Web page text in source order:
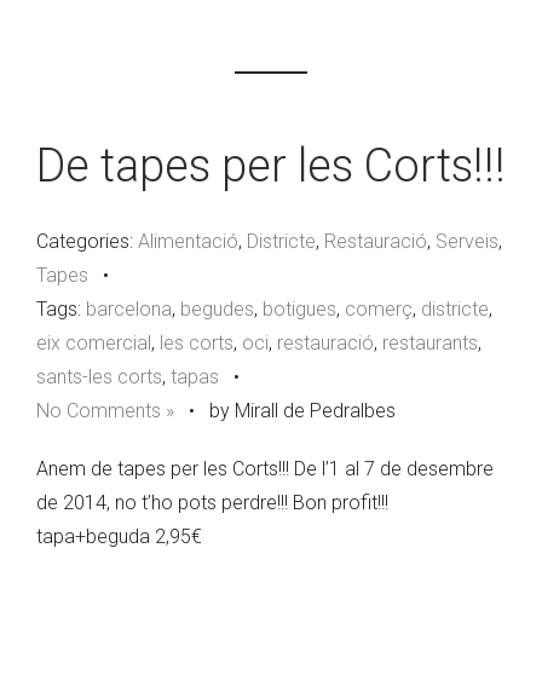
De tapes per les Corts!!!
Categories: Alimentació, Districte, Restauració, Serveis,
Tapes •
Tags: barcelona, begudes, botigues, comerç, districte,
eix comercial, les corts, oci, restauració, restaurants,
sants-les corts, tapas •
No Comments » • by Mirall de Pedralbes
Anem de tapes per les Corts!!! De l’1 al 7 de desembre
de 2014, no t’ho pots perdre!!! Bon profit!!!
tapa+beguda 2,95€